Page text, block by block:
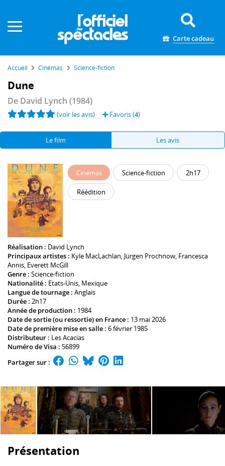
Carte cadeau
Accueil Cinémas Science-fiction
Dune
De David Lynch (1984)
(voir les avis) Favoris (4)
Le film Les avis
Cinémas Science-fiction 2h17
Réédition
Réalisation : David Lynch
Principaux artistes : Kyle MacLachlan, Jürgen Prochnow, Francesca
Annis, Everett McGill
Genre : Science-fiction
Nationalité : Etats-Unis, Mexique
Langue de tournage : Anglais
Durée : 2h17
Année de production : 1984
Date de sortie (ou ressortie) en France : 13 mai 2026
Date de première mise en salle : 6 février 1985
Distributeur : Les Acacias
Numéro de Visa : 56899
Partager sur :
Présentation